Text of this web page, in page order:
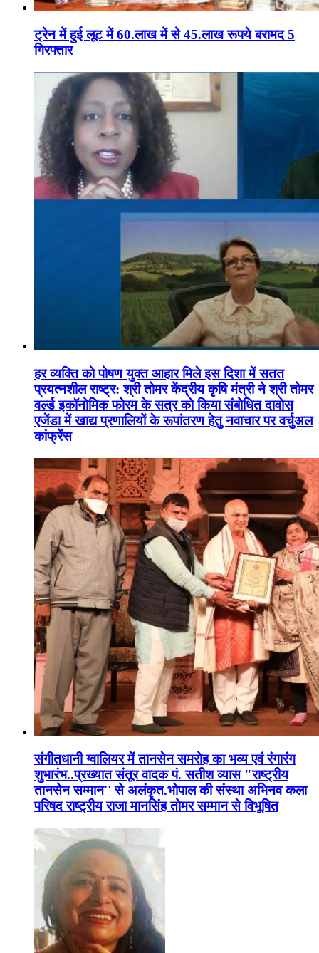
ट्रेन में हुई लूट में 60.लाख में से 45.लाख रूपये बरामद 5
गिरफ्तार
हर व्यक्ति को पोषण युक्त आहार मिले इस दिशा में सतत
प्रयत्नशील राष्ट्र: श्री तोमर केंद्रीय कृषि मंत्री ने श्री तोमर
वर्ल्ड इकॉनोमिक फोरम के सत्र को किया संबोधित दावोस
एजेंडा में खाद्य प्रणालियों के रूपांतरण हेतु नवाचार पर वर्चुअल
कांफ्रेंस
संगीतधानी ग्वालियर में तानसेन समरोह का भव्य एवं रंगारंग
शुभारंभ..प्रख्यात संतूर वादक पं. सतीश व्यास "राष्ट्रीय
तानसेन सम्मान'' से अलंकृत.भोपाल की संस्था अभिनव कला
परिषद राष्ट्रीय राजा मानसिंह तोमर सम्मान से विभूषित